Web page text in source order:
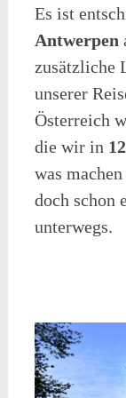
Es ist
Antwerpen
zusätzliche
unserer
Österreich
die wir in
was
doch schon
unterwegs.